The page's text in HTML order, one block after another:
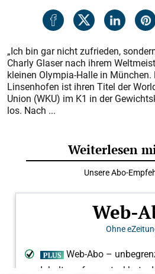
„Ich bin gar nicht zufrieden,
Charly Glaser nach ihrem
kleinen Olympia-Halle in
Linsenhofen ist ihren Titel der
Union (WKU) im K1 in der
los. Nach ...